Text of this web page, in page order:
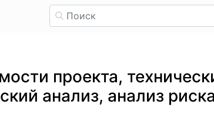
проекта,
анализ, анализ риска